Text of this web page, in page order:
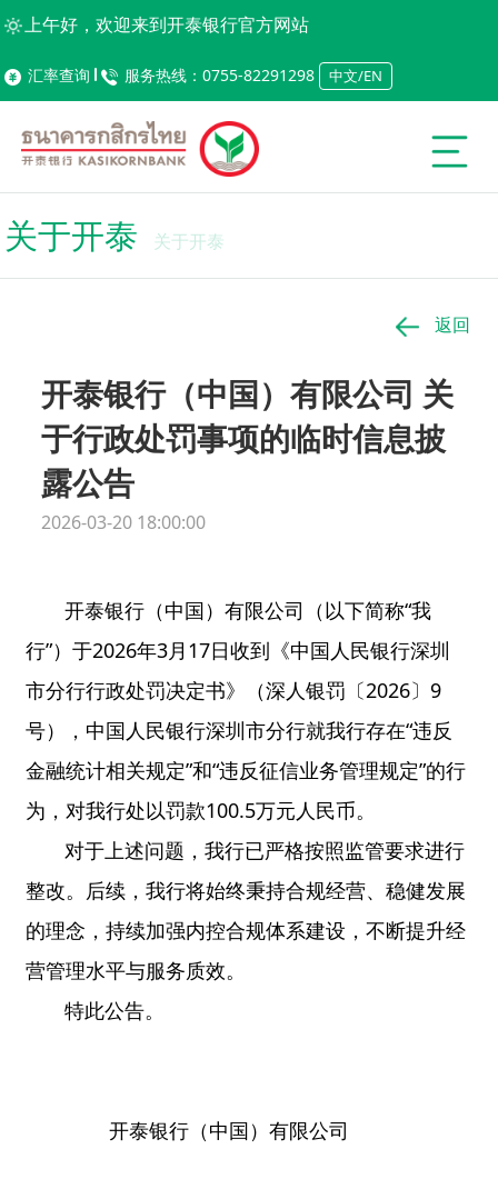
上午好，欢迎来到开泰银行官方网站
汇率查询 服务热线：0755-82291298 中文/EN
关于开泰 关于开泰
返回
开泰银行（中国）有限公司 关
于行政处罚事项的临时信息披
露公告
2026-03-20 18:00:00
开泰银行（中国）有限公司（以下简称“我
行”）于2026年3月17日收到《中国人民银行深圳
市分行行政处罚决定书》（深人银罚〔2026〕9
号），中国人民银行深圳市分行就我行存在“违反
金融统计相关规定”和“违反征信业务管理规定”的行
为，对我行处以罚款100.5万元人民币。
对于上述问题，我行已严格按照监管要求进行
整改。后续，我行将始终秉持合规经营、稳健发展
的理念，持续加强内控合规体系建设，不断提升经
营管理水平与服务质效。
特此公告。
开泰银行（中国）有限公司